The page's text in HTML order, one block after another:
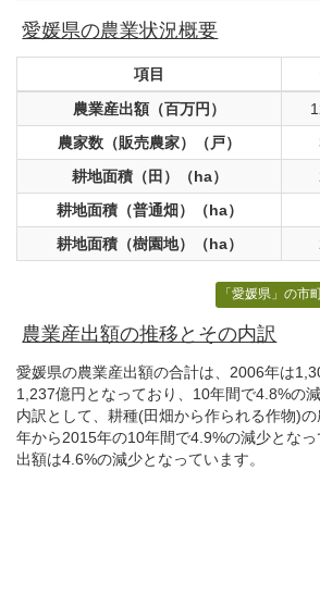
愛媛県の農業状況概要
項目
農業産出額（百万円）
農家数（販売農家）（戸）
耕地面積（田）（ha）
耕地面積（普通畑）（ha）
耕地面積（樹園地）（ha）
「愛媛県」の市
農業産出額の推移とその内訳
愛媛県の農業産出額の合計は、2006年は
1,237億円となっており、10年間で4.8%の
内訳として、耕種(田畑から作られる作物)
年から2015年の10年間で4.9%の減少とな
出額は4.6%の減少となっています。